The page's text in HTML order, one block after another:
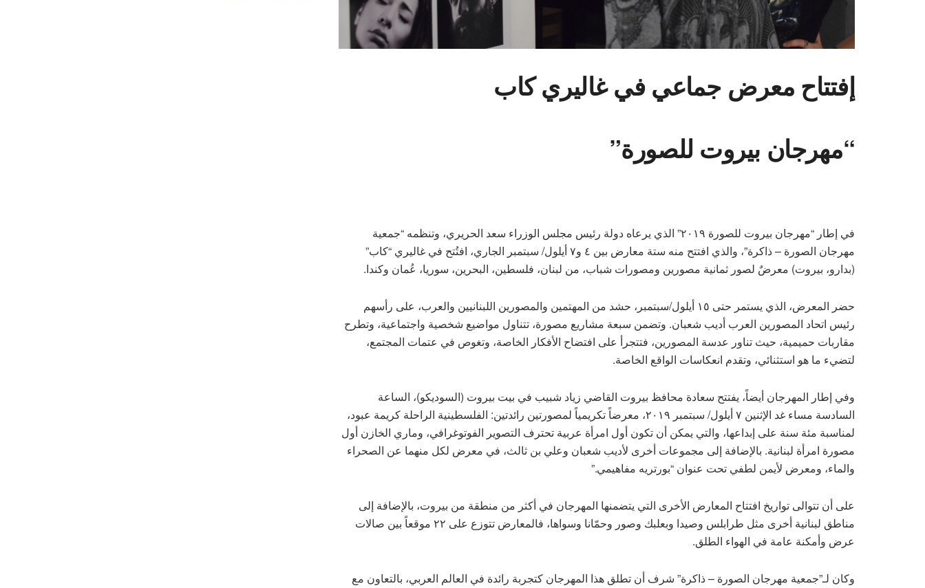
إفتتاح معرض جماعي في غاليري كاب
“مهرجان بيروت للصورة”
في إطار “مهرجان بيروت للصورة ٢٠١٩” الذي يرعاه دولة رئيس مجلس الوزراء سعد الحريري، وتنظمه “جمعية
مهرجان الصورة – ذاكرة”، والذي افتتح منه ستة معارض بين ٤ و٧ أيلول/ سبتمبر الجاري، افتُتح في غاليري “كاب”
(بدارو، بيروت) معرضٌ لصور ثمانية مصورين ومصورات شباب، من لبنان، فلسطين، البحرين، سوريا، عُمان وكندا.
حضر المعرض، الذي يستمر حتى ١٥ أيلول/سبتمبر، حشد من المهتمين والمصورين اللبنانيين والعرب، على رأسهم
رئيس اتحاد المصورين العرب أديب شعبان. وتضمن سبعة مشاريع مصورة، تتناول مواضيع شخصية واجتماعية، وتطرح
مقاربات حميمية، حيث تناور عدسة المصورين، فتتجرأ على افتضاح الأفكار الخاصة، وتغوص في عتمات المجتمع،
لتضيء ما هو استثنائي، وتقدم انعكاسات الواقع الخاصة.
وفي إطار المهرجان أيضاً، يفتتح سعادة محافظ بيروت القاضي زياد شبيب في بيت بيروت (السوديكو)، الساعة
السادسة مساء غد الإثنين ٧ أيلول/ سبتمبر ٢٠١٩، معرضاً تكريمياً لمصورتين رائدتين: الفلسطينية الراحلة كريمة عبود،
لمناسبة مئة سنة على إبداعها، والتي يمكن أن تكون أول امرأة عربية تحترف التصوير الفوتوغرافي، وماري الخازن أول
مصورة امرأة لبنانية. بالإضافة إلى مجموعات أخرى لأديب شعبان وعلي بن ثالث، في معرض لكل منهما عن الصحراء
والماء، ومعرض لأيمن لطفي تحت عنوان “بورتريه مفاهيمي.”
على أن تتوالى تواريخ افتتاح المعارض الأخرى التي يتضمنها المهرجان في أكثر من منطقة من بيروت، بالإضافة إلى
مناطق لبنانية أخرى مثل طرابلس وصيدا وبعلبك وصور وحمّانا وسواها، فالمعارض تتوزع على ٢٢ موقعاً بين صالات
عرض وأمكنة عامة في الهواء الطلق.
وكان لـ”جمعية مهرجان الصورة – ذاكرة” شرف أن تطلق هذا المهرجان كتجربة رائدة في العالم العربي، بالتعاون مع